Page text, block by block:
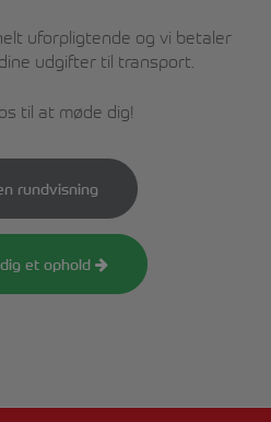
uforpligtende og vi betaler
udgifter til transport.
til at møde dig!
rundvisning
et ophold